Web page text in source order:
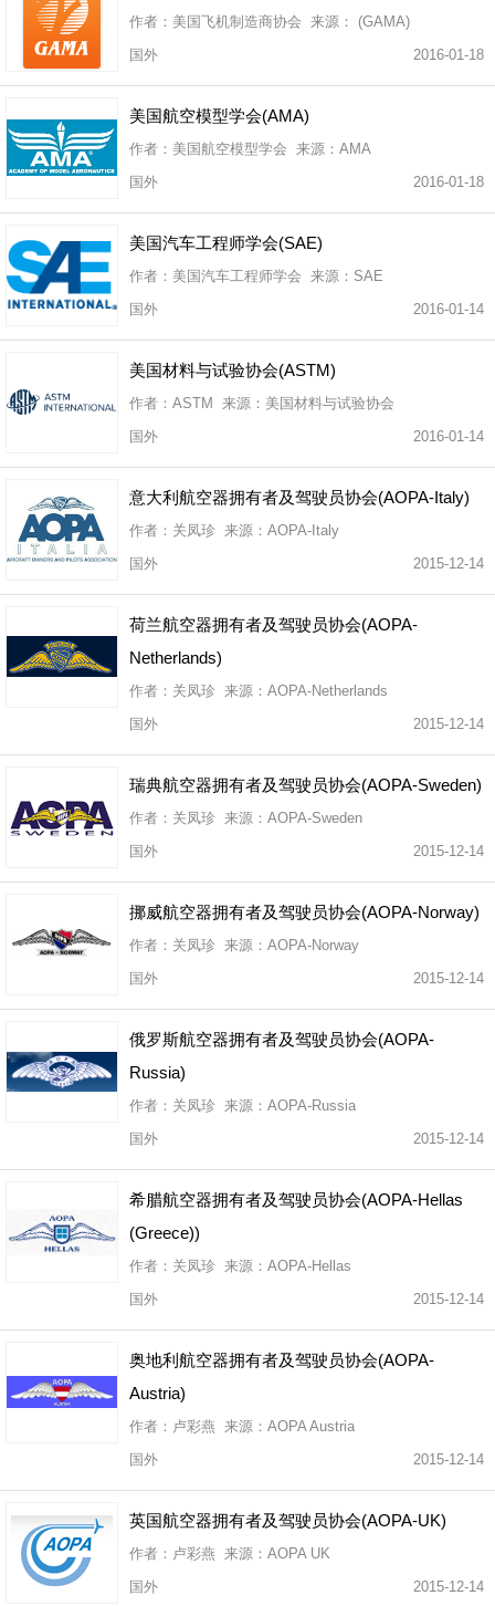
作者：美国飞机制造商协会 来源： (GAMA)
国外
2016-01-18
美国航空模型学会(AMA)
作者：美国航空模型学会 来源：AMA
国外
2016-01-18
美国汽车工程师学会(SAE)
作者：美国汽车工程师学会 来源：SAE
国外
2016-01-14
美国材料与试验协会(ASTM)
作者：ASTM 来源：美国材料与试验协会
国外
2016-01-14
意大利航空器拥有者及驾驶员协会(AOPA-Italy)
作者：关凤珍 来源：AOPA-Italy
国外
2015-12-14
荷兰航空器拥有者及驾驶员协会(AOPA-
Netherlands)
作者：关凤珍 来源：AOPA-Netherlands
国外
2015-12-14
瑞典航空器拥有者及驾驶员协会(AOPA-Sweden)
作者：关凤珍 来源：AOPA-Sweden
国外
2015-12-14
挪威航空器拥有者及驾驶员协会(AOPA-Norway)
作者：关凤珍 来源：AOPA-Norway
国外
2015-12-14
俄罗斯航空器拥有者及驾驶员协会(AOPA-
Russia)
作者：关凤珍 来源：AOPA-Russia
国外
2015-12-14
希腊航空器拥有者及驾驶员协会(AOPA-Hellas
(Greece))
作者：关凤珍 来源：AOPA-Hellas
国外
2015-12-14
奥地利航空器拥有者及驾驶员协会(AOPA-
Austria)
作者：卢彩燕 来源：AOPA Austria
国外
2015-12-14
英国航空器拥有者及驾驶员协会(AOPA-UK)
作者：卢彩燕 来源：AOPA UK
国外
2015-12-14